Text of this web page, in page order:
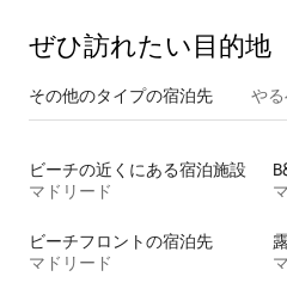
ぜひ訪⁠れ⁠た⁠い目⁠的⁠地
その他のタ⁠イ⁠プ⁠の宿⁠泊⁠先 や
ビーチの近くにある宿泊施設
マドリード
ビーチフロントの宿泊先
マドリード